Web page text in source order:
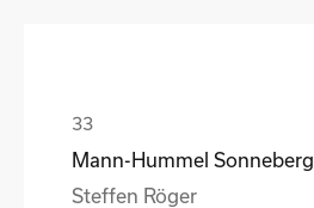
Mann-Hummel Sonneberg
Steffen Röger